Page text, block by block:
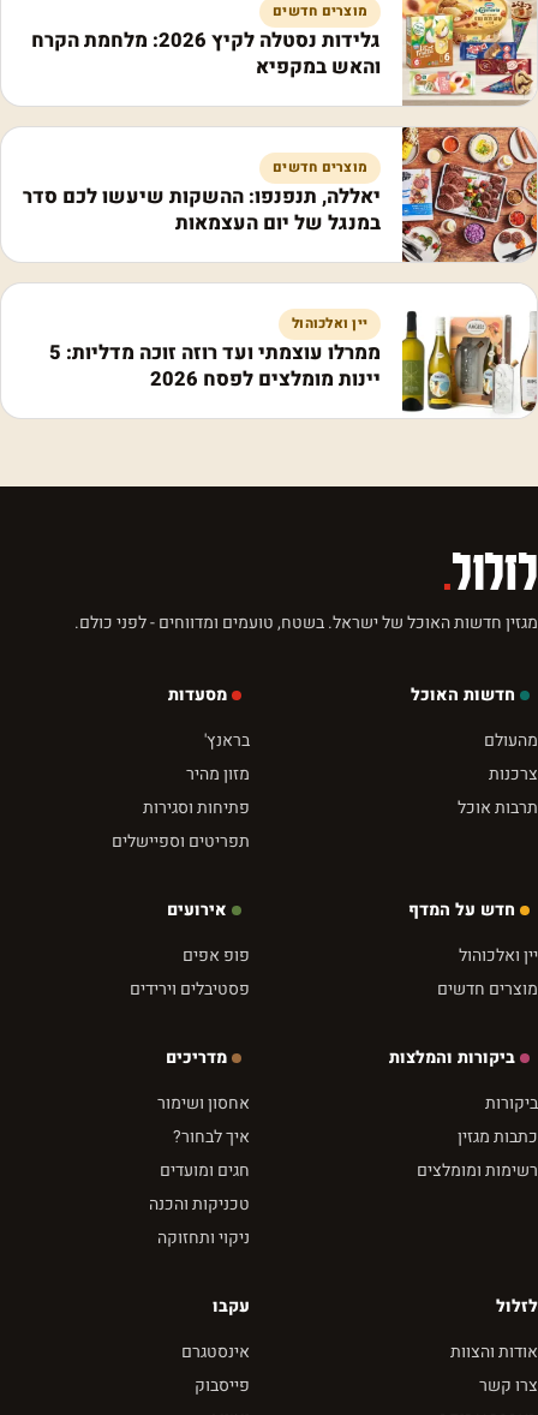
מוצרים חדשים
גלידות נסטלה לקיץ 2026: מלחמת הקרח
והאש במקפיא
מוצרים חדשים
יאללה, תנפנפו: ההשקות שיעשו לכם סדר
במנגל של יום העצמאות
יין ואלכוהול
ממרלו עוצמתי ועד רוזה זוכה מדליות: 5
יינות מומלצים לפסח 2026
לזלול.
מגזין חדשות האוכל של ישראל. בשטח, טועמים ומדווחים - לפני כולם.
חדשות האוכל
מהעולם
צרכנות
תרבות אוכל
מסעדות
בראנץ'
מזון מהיר
פתיחות וסגירות
תפריטים וספיישלים
חדש על המדף
יין ואלכוהול
מוצרים חדשים
אירועים
פופ אפים
פסטיבלים וירידים
ביקורות והמלצות
ביקורות
כתבות מגזין
רשימות ומומלצים
מדריכים
אחסון ושימור
איך לבחור?
חגים ומועדים
טכניקות והכנה
ניקוי ותחזוקה
לזלול
אודות והצוות
צרו קשר
עקבו
אינסטגרם
פייסבוק